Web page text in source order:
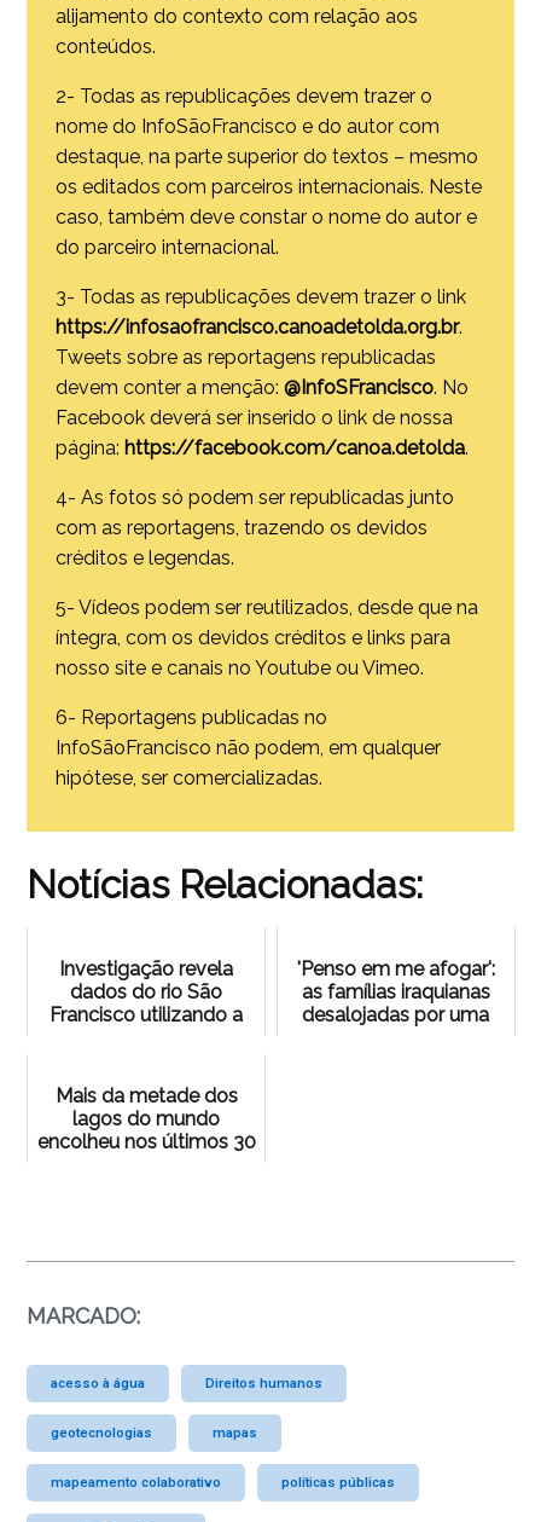
alijamento do contexto com relação aos
conteúdos.
2- Todas as republicações devem trazer o
nome do InfoSãoFrancisco e do autor com
destaque, na parte superior do textos – mesmo
os editados com parceiros internacionais. Neste
caso, também deve constar o nome do autor e
do parceiro internacional.
3- Todas as republicações devem trazer o link
https://infosaofrancisco.canoadetolda.org.br.
Tweets sobre as reportagens republicadas
devem conter a menção:@InfoSFrancisco. No
Facebook deverá ser inserido o link de nossa
página: https://facebook.com/canoa.detolda.
4- As fotos só podem ser republicadas junto
com as reportagens, trazendo os devidos
créditos e legendas.
5- Vídeos podem ser reutilizados, desde que na
íntegra, com os devidos créditos e links para
nosso site e canais no Youtube ou Vimeo.
6- Reportagens publicadas no
InfoSãoFrancisco não podem, em qualquer
hipótese, ser comercializadas.
Notícias Relacionadas:
Investigação revela
dados do rio São
Francisco utilizando a
'Penso em me afogar':
as famílias iraquianas
desalojadas por uma
Mais da metade dos
lagos do mundo
encolheu nos últimos 30
MARCADO:
acesso à água Direitos humanos
geotecnologias mapas
mapeamento colaborativo políticas públicas